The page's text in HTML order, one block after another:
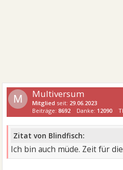
M Multiversum
Mitglied seit: 29.06.2023
Beiträge:8692 Danke: 12090
Zitat von Blindfisch:
Ich bin auch müde. Zeit für